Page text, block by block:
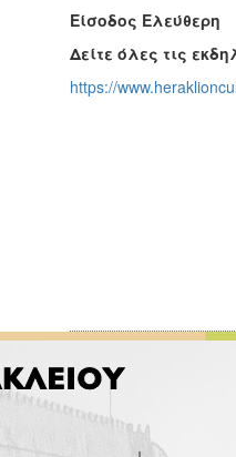
Είσοδος Ελεύθερη
Δείτε όλες τις
https://